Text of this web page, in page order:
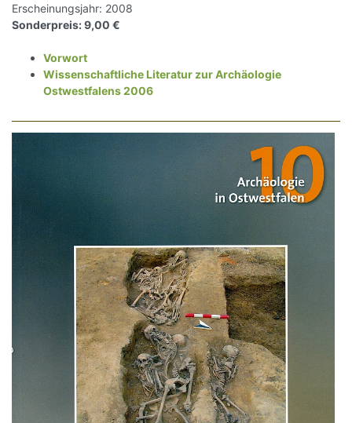
Erscheinungsjahr: 2008
Sonderpreis: 9,00 €
Vorwort
Wissenschaftliche Literatur zur Archäologie
Ostwestfalens 2006